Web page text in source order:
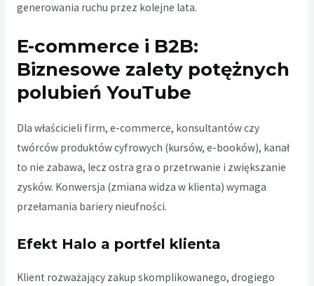
generowania ruchu przez kolejne lata.
E-commerce i B2B:
Biznesowe zalety potężnych
polubień YouTube
Dla właścicieli firm, e-commerce, konsultantów czy
twórców produktów cyfrowych (kursów, e-booków), kanał
to nie zabawa, lecz ostra gra o przetrwanie i zwiększanie
zysków. Konwersja (zmiana widza w klienta) wymaga
przełamania bariery nieufności.
Efekt Halo a portfel klienta
Klient rozważający zakup skomplikowanego, drogiego